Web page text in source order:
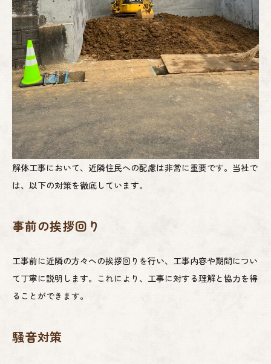
解体工事において、近隣住民への配慮は非常に重要です。当社で
は、以下の対策を徹底しています。
事前の挨拶回り
工事前に近隣の方々への挨拶回りを行い、工事内容や期間につい
て丁寧に説明します。これにより、工事に対する理解と協力を得
ることができます。
騒音対策